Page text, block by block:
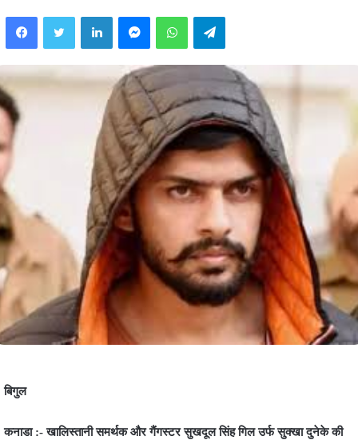
FacebookTwitter LinkedInMessengerWhatsAppTelegram
बिगुल
कनाडा :- खालिस्तानी समर्थक और गैंगस्टर सुखदूल सिंह गिल उर्फ ​​सुक्खा दुनेके की